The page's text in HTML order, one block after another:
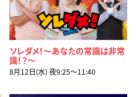
ソレダメ！～あなたの常識は非常
識！？～
8月12日(水) 夜9:25〜11:40